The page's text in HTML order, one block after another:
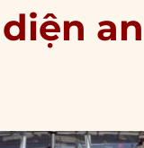
an